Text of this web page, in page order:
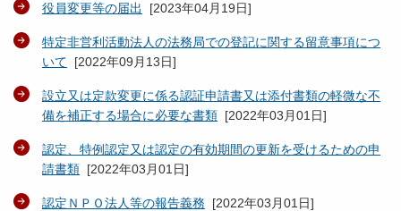
役員変更等の届出 [2023年04月19日]
特定非営利活動法人の法務局での登記に関する留意事項につ
いて [2022年09月13日]
設立又は定款変更に係る認証申請書又は添付書類の軽微な不
備を補正する場合に必要な書類 [2022年03月01日]
認定、特例認定又は認定の有効期間の更新を受けるための申
請書類 [2022年03月01日]
認定ＮＰＯ法人等の報告義務 [2022年03月01日]